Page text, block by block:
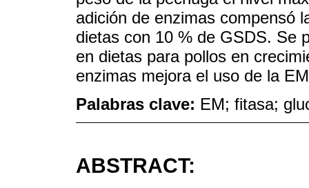
adición de enzimas compensó
dietas con 10 % de GSDS. Se
en dietas para pollos en
enzimas mejora el uso de la
Palabras clave: EM; fitasa;
ABSTRACT: